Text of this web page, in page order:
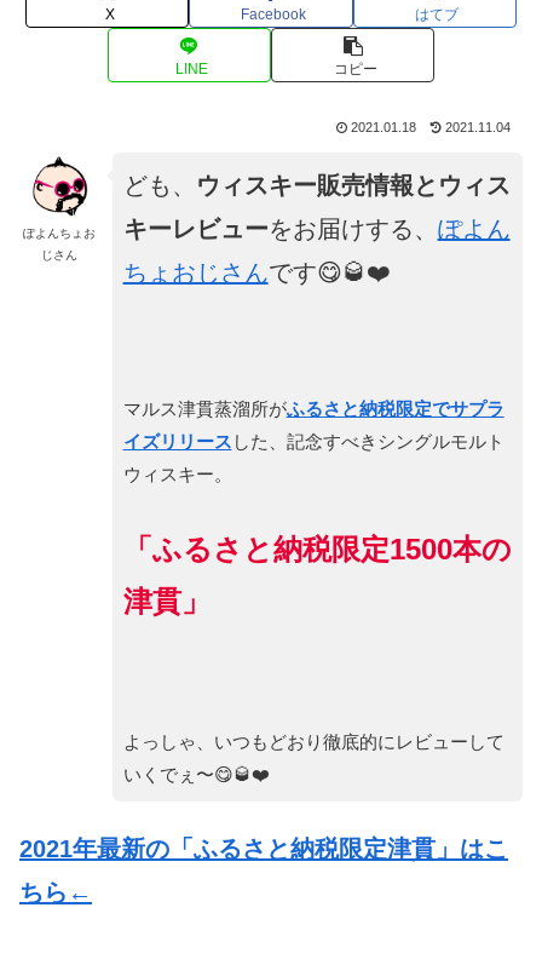
X Facebook はてブ
LINE コピー
2021.01.18 2021.11.04
ぽよんちょお
じさん
ども、
ウィスキー販売情報とウィス
キーレビューをお届けする、 ぽよん
ちょおじさんです😋🥃❤️
マルス津貫蒸溜所がふるさと納税限定でサプラ
イズリリース した、記念すべきシングルモルト
ウィスキー。
「ふるさと納税限定1500本の
津貫」
よっしゃ、いつもどおり徹底的にレビューして
いくでぇ〜😋🥃❤️
2021年最新の「ふるさと納税限定津貫」はこ
ちら←